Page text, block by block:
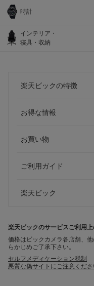
時計
インテリア・
寝具・収納
楽天ビックの特徴
お得な情報
お買い物
ご利用ガイド
楽天ビック
楽天ビックのサービスご利用
価格はビックカメラ各店舗、
らかじめご了承下さい。
セルフメディケーション税制
悪質な偽サイトにご注意くだ